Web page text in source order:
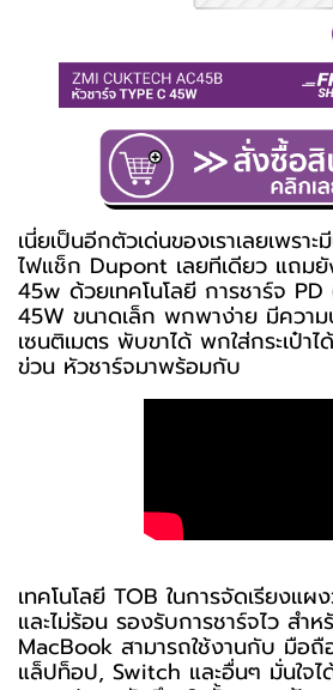
เนี่ยเป็นอีกตัวเด่นของเราเลยเพรา
ไฟแช็ก Dupont เลยทีเดียว แถมยั
45w ด้วยเทคโนโลยี การชาร์จ
45W ขนาดเล็ก พกพาง่าย มีความ
เซนติเมตร พับขาได้ พกใส่กระเป๋า
ข่วน หัวชาร์จมาพร้อมกับ
เทคโนโลยี TOB ในการจัดเรียงแผ
และไม่ร้อน รองรับการชาร์จไว ส
MacBook สามารถใช้งานกับ มือถื
แล็ปท็อป, Switch และอื่นๆ มั่นใจไ